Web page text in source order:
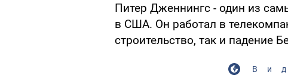
Питер Дженнингс - один из
в США. Он работал в
строительство, так и падение